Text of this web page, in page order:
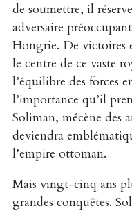
de soumettre, il
adversaire
Hongrie. De victoires
le centre de ce vaste
l’équilibre des forces
l’importance qu’il
Soliman, mécène des
deviendra
l’empire ottoman.
Mais vingt-cinq ans
grandes conquêtes.